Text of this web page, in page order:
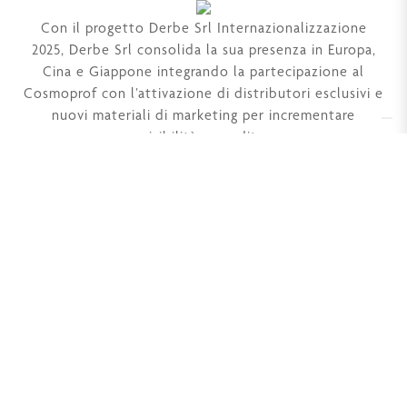
Con il progetto Derbe Srl Internazionalizzazione
2025, Derbe Srl consolida la sua presenza in Europa,
Cina e Giappone integrando la partecipazione al
Cosmoprof con l’attivazione di distributori esclusivi e
nuovi materiali di marketing per incrementare
visibilità e vendite